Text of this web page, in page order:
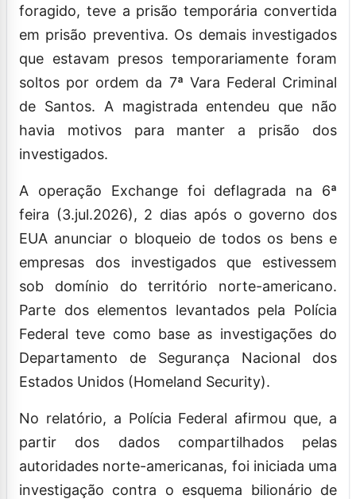
foragido, teve a prisão temporária convertida
em prisão preventiva. Os demais investigados
que estavam presos temporariamente foram
soltos por ordem da 7ª Vara Federal Criminal
de Santos. A magistrada entendeu que não
havia motivos para manter a prisão dos
investigados.
A operação Exchange foi deflagrada na 6ª
feira (3.jul.2026), 2 dias após o governo dos
EUA anunciar o bloqueio de todos os bens e
empresas dos investigados que estivessem
sob domínio do território norte-americano.
Parte dos elementos levantados pela Polícia
Federal teve como base as investigações do
Departamento de Segurança Nacional dos
Estados Unidos (Homeland Security).
No relatório, a Polícia Federal afirmou que, a
partir dos dados compartilhados pelas
autoridades norte-americanas, foi iniciada uma
investigação contra o esquema bilionário de